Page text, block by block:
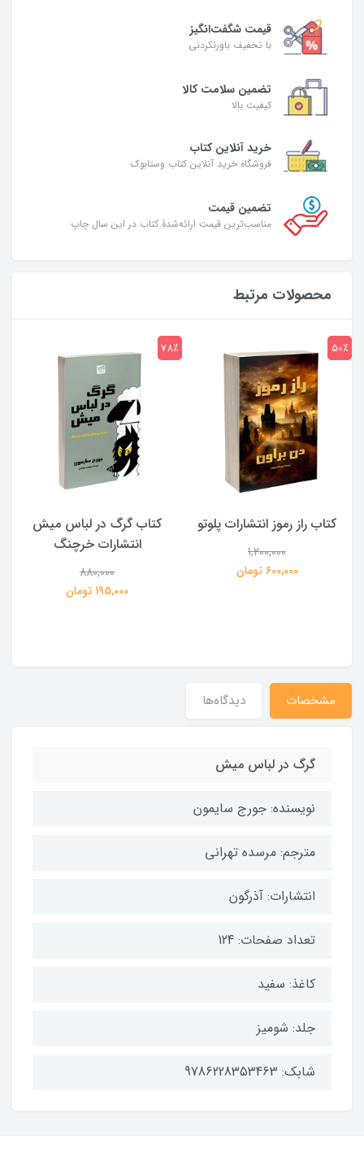
قیمت شگفت‌انگیز
با تخفیف باورنکردنی
تضمین سلامت کالا
کیفیت بالا
خرید آنلاین کتاب
فروشگاه خرید آنلاین کتاب وستابوک
تضمین قیمت
مناسب‌ترین قیمت ارائه‌شدۀ کتاب در این سال چاپ
محصولات مرتبط
کتاب راز رموز انتشارات پلوتو
1,200,000
600,000 تومان
50٪
کتاب گرگ در لباس میش
انتشارات خرچنگ
880,000
195,000 تومان
78٪
مشخصات دیدگاه‌ها
گرگ در لباس میش
نویسنده: جورج سایمون
مترجم: مرسده تهرانی
انتشارات: آذرگون
تعداد صفحات: 124
کاغذ: سفید
جلد: شومیز
شابک: 9786228353463